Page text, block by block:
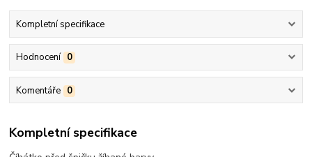
Kompletní specifikace
Hodnocení 0
Komentáře 0
Kompletní specifikace